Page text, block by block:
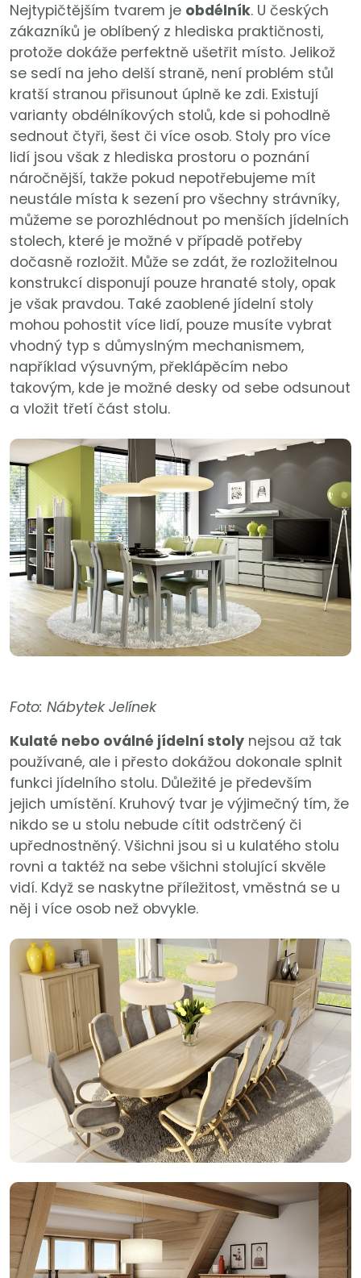
Nejtypičtějším tvarem je obdélník. U českých
zákazníků je oblíbený z hlediska praktičnosti,
protože dokáže perfektně ušetřit místo. Jelikož
se sedí na jeho delší straně, není problém stůl
kratší stranou přisunout úplně ke zdi. Existují
varianty obdélníkových stolů, kde si pohodlně
sednout čtyři, šest či více osob. Stoly pro více
lidí jsou však z hlediska prostoru o poznání
náročnější, takže pokud nepotřebujeme mít
neustále místa k sezení pro všechny strávníky,
můžeme se porozhlédnout po menších jídelních
stolech, které je možné v případě potřeby
dočasně rozložit. Může se zdát, že rozložitelnou
konstrukcí disponují pouze hranaté stoly, opak
je však pravdou. Také zaoblené jídelní stoly
mohou pohostit více lidí, pouze musíte vybrat
vhodný typ s důmyslným mechanismem,
například výsuvným, překlápěcím nebo
takovým, kde je možné desky od sebe odsunout
a vložit třetí část stolu.
Foto: Nábytek Jelínek
Kulaté nebo oválné jídelní stoly nejsou až tak
používané, ale i přesto dokážou dokonale splnit
funkci jídelního stolu. Důležité je především
jejich umístění. Kruhový tvar je výjimečný tím, že
nikdo se u stolu nebude cítit odstrčený či
upřednostněný. Všichni jsou si u kulatého stolu
rovni a taktéž na sebe všichni stolující skvěle
vidí. Když se naskytne příležitost, vměstná se u
něj i více osob než obvykle.